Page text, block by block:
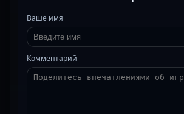
Ваше имя
Комментарий